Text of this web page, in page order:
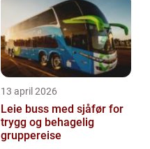
13 april 2026
Leie buss med sjåfør for
trygg og behagelig
gruppereise